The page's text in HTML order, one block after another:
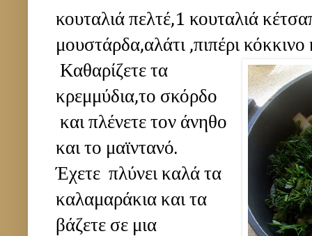
κουταλιά πελτέ,1 κουταλιά
μουστάρδα,αλάτι ,πιπέρι
Καθαρίζετε τα
κρεμμύδια,το σκόρδο
και πλένετε τον άνηθο
και το μαϊντανό.
Έχετε πλύνει καλά τα
καλαμαράκια και τα
βάζετε σε μια